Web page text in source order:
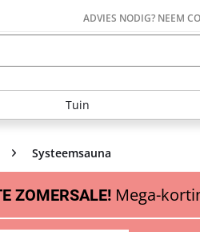
ADVIES NODIG? NEEM
Tuin
Systeemsauna
ZOMERSALE! Mega-